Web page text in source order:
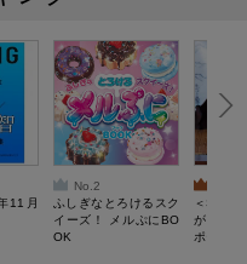
11月
No.2
ふしぎなとろけるスク
イーズ！ メルぷにBO
OK
＜SALE
がある
ポーチ